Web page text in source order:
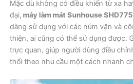
Mặc dù không có điều khiển từ xa
đại, máy làm mát Sunhouse
dàng sử dụng với các núm vặn và
thiện, ai cũng có thể sử dụng được.
trực quan, giúp người dùng điều
thổi theo nhu cầu một cách nhanh